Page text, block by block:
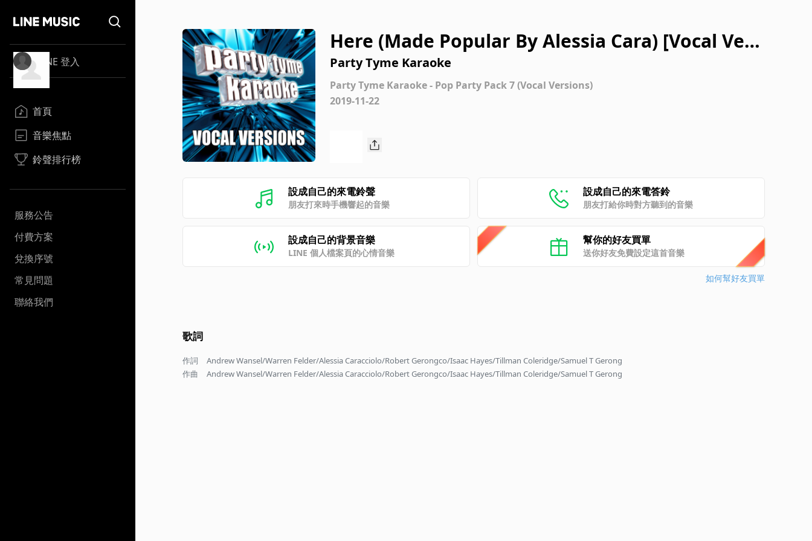
LINE 登入
首頁
音樂焦點
鈴聲排行榜
服務公告
付費方案
兌換序號
常見問題
聯絡我們
Here (Made Popular By Alessia Cara) [Vocal Vers
ion]
Party Tyme Karaoke
Party Tyme Karaoke - Pop Party Pack 7 (Vocal Versions)
2019-11-22
設成自己的來電鈴聲
朋友打來時手機響起的音樂
設成自己的來電答鈴
朋友打給你時對方聽到的音樂
設成自己的背景音樂
LINE 個人檔案頁的心情音樂
幫你的好友買單
送你好友免費設定這首音樂
如何幫好友買單
歌詞
作詞
Andrew Wansel/Warren Felder/Alessia Caracciolo/Robert Gerongco/Isaac Hayes/Tillman Coleridge/Samuel T Gerong
作曲
Andrew Wansel/Warren Felder/Alessia Caracciolo/Robert Gerongco/Isaac Hayes/Tillman Coleridge/Samuel T Gerong